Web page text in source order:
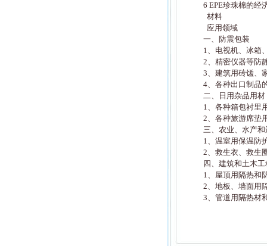
6 EPE珍珠棉的经
材料
应用领域
一、防震包装
1、电视机、冰箱
2、精密仪器等防
3、建筑用砖馐、
4、各种出口制品
二、日用杂品用材
1、各种箱包衬里
2、各种旅游席垫
三、农业、水产
1、温室用保温防
2、救生衣、救生
四、建筑和土木
1、屋顶用隔热和
2、地板、墙面用
3、管道用隔热材